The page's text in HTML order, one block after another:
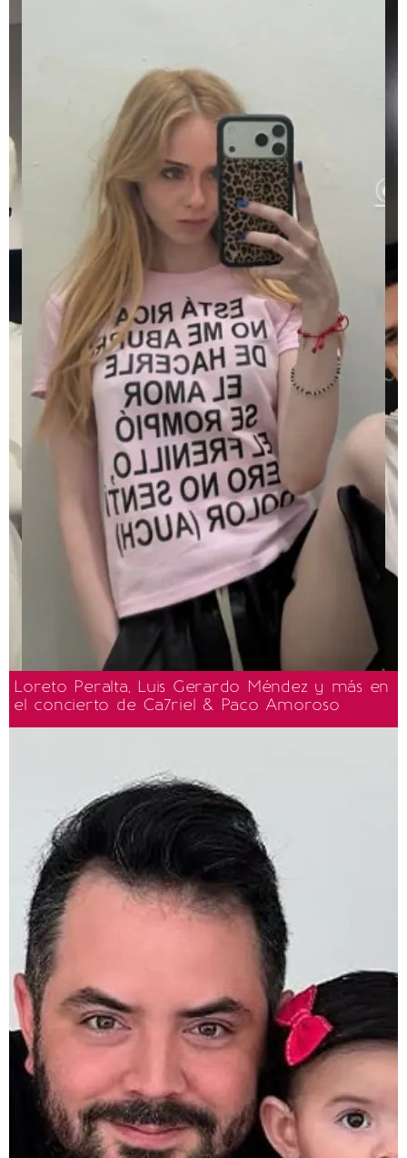
Loreto Peralta, Luis Gerardo Méndez y más en
el concierto de Ca7riel & Paco Amoroso